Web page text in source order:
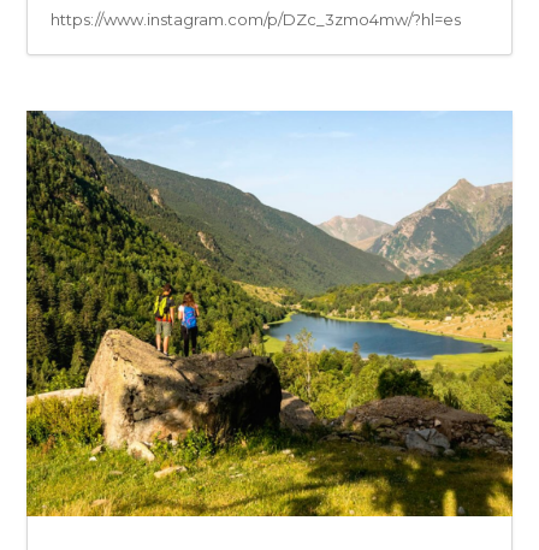
https://www.instagram.com/p/DZc_3zmo4mw/?hl=es